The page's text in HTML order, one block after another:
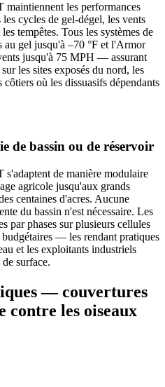
les performances
cycles de gel-dégel, les vents
tempêtes. Tous les systèmes de
au gel jusqu'à –70 °F et l'Armor
jusqu'à 75 MPH — assurant
les sites exposés du nord, les
où les dissuasifs dépendants
de bassin ou de réservoir
de manière modulaire
agricole jusqu'aux grands
centaines d'acres. Aucune
du bassin n'est nécessaire. Les
par phases sur plusieurs cellules
— les rendant pratiques
et les exploitants industriels
surface.
— couvertures
les oiseaux